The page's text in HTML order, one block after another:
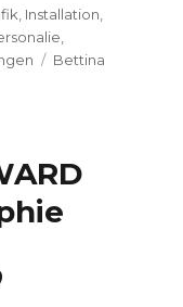
Installation
Schlagwörter
Bettina